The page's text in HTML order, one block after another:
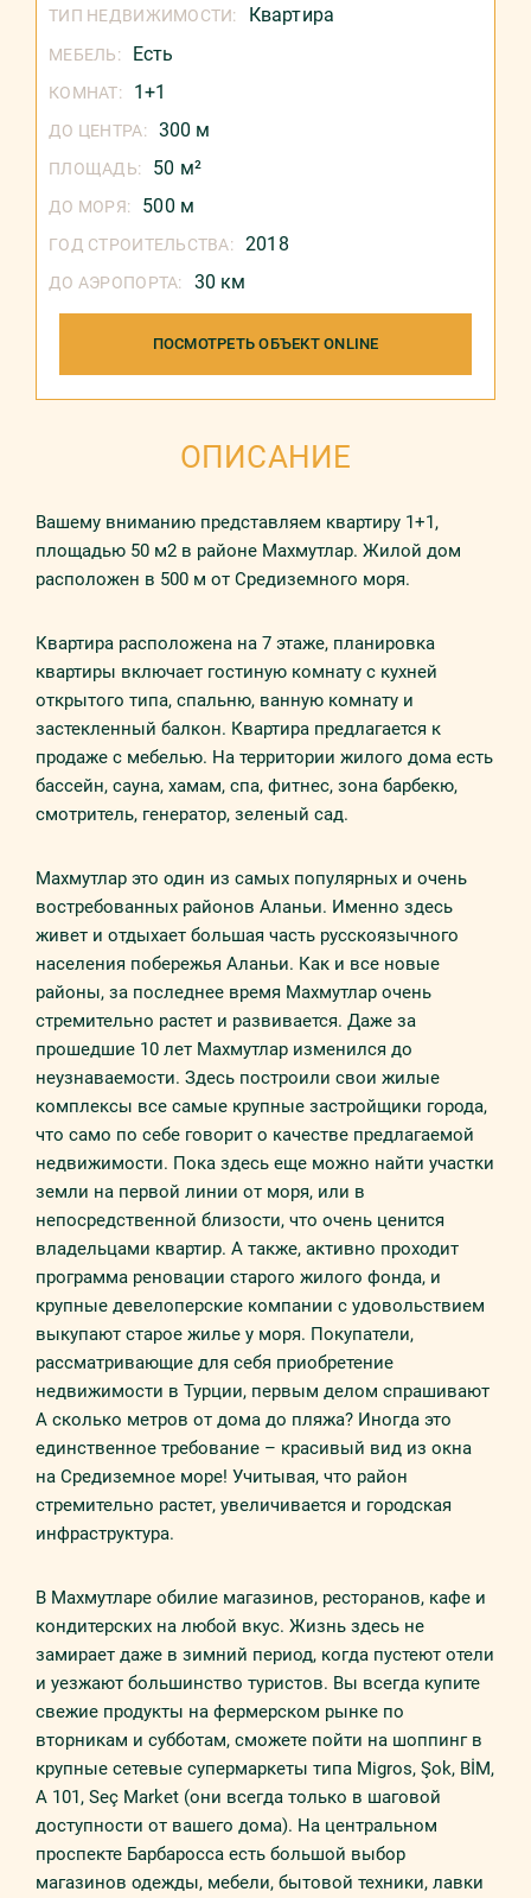
ТИП НЕДВИЖИМОСТИ: Квартира
МЕБЕЛЬ: Есть
КОМНАТ: 1+1
ДО ЦЕНТРА: 300 м
ПЛОЩАДЬ: 50 м²
ДО МОРЯ: 500 м
ГОД СТРОИТЕЛЬСТВА: 2018
ДО АЭРОПОРТА: 30 км
ПОСМОТРЕТЬ ОБЪЕКТ ONLINE
ОПИСАНИЕ
Вашему вниманию представляем квартиру 1+1,
площадью 50 м2 в районе Махмутлар. Жилой дом
расположен в 500 м от Средиземного моря.
Квартира расположена на 7 этаже, планировка
квартиры включает гостиную комнату с кухней
открытого типа, спальню, ванную комнату и
застекленный балкон. Квартира предлагается к
продаже с мебелью. На территории жилого дома есть
бассейн, сауна, хамам, спа, фитнес, зона барбекю,
смотритель, генератор, зеленый сад.
Махмутлар это один из самых популярных и очень
востребованных районов Аланьи. Именно здесь
живет и отдыхает большая часть русскоязычного
населения побережья Аланьи. Как и все новые
районы, за последнее время Махмутлар очень
стремительно растет и развивается. Даже за
прошедшие 10 лет Махмутлар изменился до
неузнаваемости. Здесь построили свои жилые
комплексы все самые крупные застройщики города,
что само по себе говорит о качестве предлагаемой
недвижимости. Пока здесь еще можно найти участки
земли на первой линии от моря, или в
непосредственной близости, что очень ценится
владельцами квартир. А также, активно проходит
программа реновации старого жилого фонда, и
крупные девелоперские компании с удовольствием
выкупают старое жилье у моря. Покупатели,
рассматривающие для себя приобретение
недвижимости в Турции, первым делом спрашивают
А сколько метров от дома до пляжа? Иногда это
единственное требование – красивый вид из окна
на Средиземное море! Учитывая, что район
стремительно растет, увеличивается и городская
инфраструктура.
В Махмутларе обилие магазинов, ресторанов, кафе и
кондитерских на любой вкус. Жизнь здесь не
замирает даже в зимний период, когда пустеют отели
и уезжают большинство туристов. Вы всегда купите
свежие продукты на фермерском рынке по
вторникам и субботам, сможете пойти на шоппинг в
крупные сетевые супермаркеты типа Migros, Şok, BİM,
A 101, Seç Market (они всегда только в шаговой
доступности от вашего дома). На центральном
проспекте Барбаросса есть большой выбор
магазинов одежды, мебели, бытовой техники, лавки